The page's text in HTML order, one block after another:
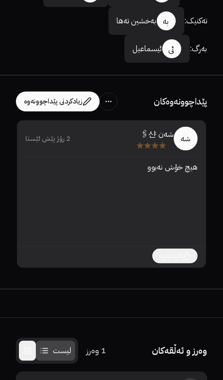
تەکنیک: بە بەخشین تەها
بەرگ: ئی ئیسماعیل
پێداچوونەوەکان زیادکردنی پێداچوونەوە
شە شەن 샨🖇️ 2 رۆژ پێش ئێستا
هیچ خۆش نەبوو
وەرز و ئەڵقەکان 1 وەرز لیست